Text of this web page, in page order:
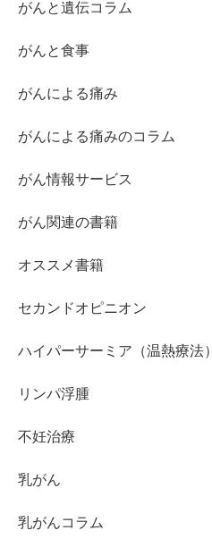
がんと遺伝コラム
がんと食事
がんによる痛み
がんによる痛みのコラム
がん情報サービス
がん関連の書籍
オススメ書籍
セカンドオピニオン
ハイパーサーミア（温熱療法）
リンパ浮腫
不妊治療
乳がん
乳がんコラム